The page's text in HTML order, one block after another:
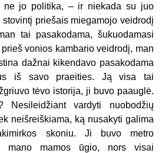
ne jo politika, – ir niekada su juo
priešais miegamojo veidrodį
tai pasakodama, šukuodamasi
vonios kambario veidrodį, man
dažnai kikendavo pasakodama
iš savo praeities. Ją visa tai
tėvo istorija, ji buvo paauglė.
Nesileidžiant vardyti nuobodžių
neišreiškiama, ką nusakyti galima
skoniu. Ji buvo metro
mano mamos ūgio, nors visai